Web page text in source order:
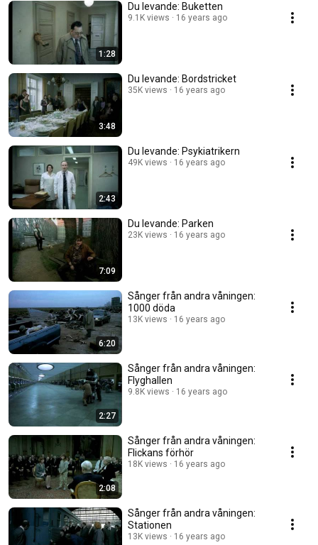
1:28
Du levande: Buketten
9.1K views 16 years ago
3:48
Du levande: Bordstricket
35K views 16 years ago
2:43
Du levande: Psykiatrikern
49K views 16 years ago
7:09
Du levande: Parken
23K views 16 years ago
6:20
Sånger från andra våningen:
1000 döda
13K views 16 years ago
2:27
Sånger från andra våningen:
Flyghallen
9.8K views 16 years ago
2:08
Sånger från andra våningen:
Flickans förhör
18K views 16 years ago
Sånger från andra våningen:
Stationen
13K views 16 years ago